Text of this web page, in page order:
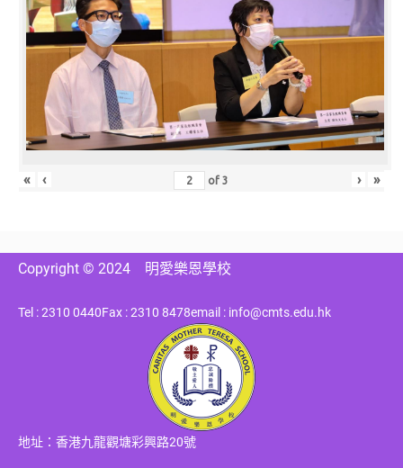
« ‹ of3 › »
Copyright © 2024 明愛樂恩學校
Tel : 2310 0440Fax : 2310 8478email : info@cmts.edu.hk
地址：香港九龍觀塘彩興路20號